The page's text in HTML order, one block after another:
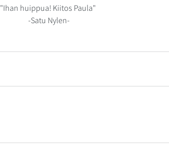
"Ihan huippua! Kiitos Paula"
-Satu Nylen-